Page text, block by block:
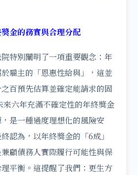
金的務實與合理分配
特別闡明了一項重要觀念：年
雇主的「恩惠性給與」，這並
百預先估算並確定能請求的固
來六年充滿不確定性的年終獎金
是一種過度理想化的風險安
認為，以年終獎金的「6成」
顧債務人實際履行可能性與保
平衡。這提醒了我們：更生方